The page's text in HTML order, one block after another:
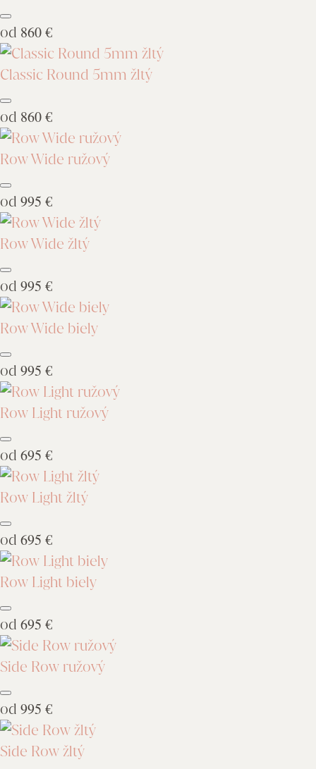
od 860 €
Classic Round 5mm žltý
od 860 €
Row Wide ružový
od 995 €
Row Wide žltý
od 995 €
Row Wide biely
od 995 €
Row Light ružový
od 695 €
Row Light žltý
od 695 €
Row Light biely
od 695 €
Side Row ružový
od 995 €
Side Row žltý